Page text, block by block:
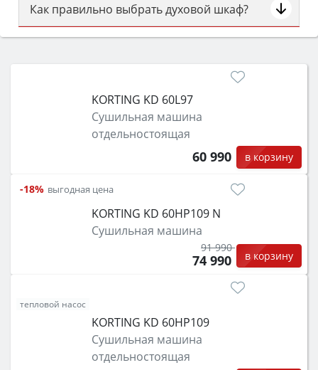
Как правильно выбрать духовой шкаф?
Сначала определитесь с типом (газовый или
затем смотрите на объём 50–70 л для семьи,
функции (конвекция, гриль, самоочистка,
защита от детей).
KORTING KD 60L97
Сушильная машина
отдельностоящая
60 990 в корзину
-18% выгодная цена
KORTING KD 60HP109 N
Сушильная машина
91 990
74 990 в корзину
тепловой насос
KORTING KD 60HP109
Сушильная машина
отдельностоящая